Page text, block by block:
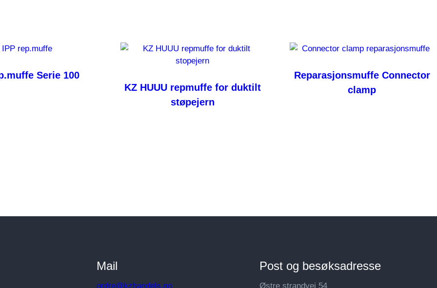
Serie 100
KZ HUUU repmuffe for duktilt
støpejern
Reparasjonsmuffe Connector
clamp
Mail
ordre@kzhandels.no
Post og besøksadresse
Østre strandvei 54